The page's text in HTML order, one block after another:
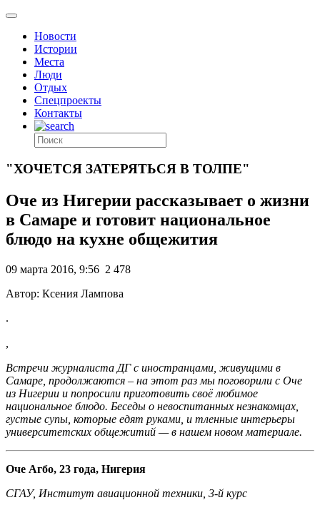
Новости
Истории
Места
Люди
Отдых
Спецпроекты
Контакты
"ХОЧЕТСЯ ЗАТЕРЯТЬСЯ В ТОЛПЕ"
Оче из Нигерии рассказывает о жизни
в Самаре и готовит национальное
блюдо на кухне общежития
09 марта 2016, 9:56 2 478
Автор: Ксения Лампова
.
,
Встречи журналиста ДГ с иностранцами, живущими в
Самаре, продолжаются – на этот раз мы поговорили с Оче
из Нигерии и попросили приготовить своё любимое
национальное блюдо. Беседы о невоспитанных незнакомцах,
густые супы, которые едят руками, и тленные интерьеры
университетских общежитий — в нашем новом материале.
Оче Агбо, 23 года, Нигерия
СГАУ, Институт авиационной техники, 3-й курс